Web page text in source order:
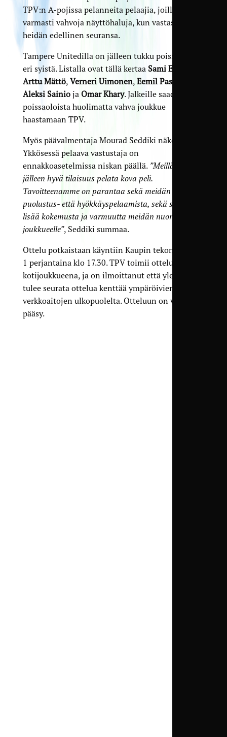
TPV:n A-pojissa pelanneita pelaajia, joilla on
varmasti vahvoja näyttöhaluja, kun vastassa on
heidän edellinen seuransa.
Tampere Unitedilla on jälleen tukku poissaoloja
eri syistä. Listalla ovat tällä kertaa Sami Ekmark
Arttu Mättö, Verneri Uimonen, Eemil Pasanen
Aleksi Sainioja Omar Khary. Jalkeille saadaan
poissaoloista huolimatta vahva joukkue
haastamaan TPV.
Myös päävalmentaja Mourad Seddiki näkee, että
Ykkösessä pelaava vastustaja on
ennakkoasetelmissa niskan päällä. ”Meillä on
jälleen hyvä tilaisuus pelata kova peli.
Tavoitteenamme on parantaa sekä meidän
puolustus- että hyökkäyspelaamista, sekä saada
lisää kokemusta ja varmuutta meidän nuorelle
joukkueelle”, Seddiki summaa.
Ottelu potkaistaan käyntiin Kaupin tekonurmella
1 perjantaina klo 17.30. TPV toimii ottelussa
kotijoukkueena, ja on ilmoittanut että yleisön
tulee seurata ottelua kenttää ympäröivien
verkkoaitojen ulkopuolelta. Otteluun on vapaa
pääsy.